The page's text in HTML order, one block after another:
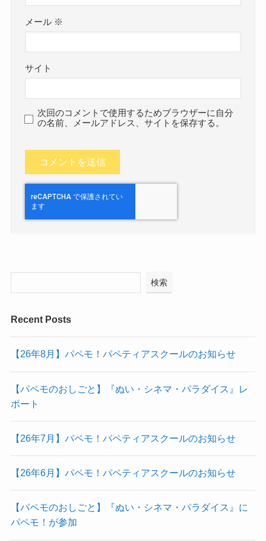
メール ※
サイト
次回のコメントで使用するためブラウザーに自分
の名前、メールアドレス、サイトを保存する。
検索
Recent Posts
【26年8月】パペモ！パペティアスクールのお知らせ
【パペモのおしごと】『ぬい・シネマ・パラダイス』レ
ポート
【26年7月】パペモ！パペティアスクールのお知らせ
【26年6月】パペモ！パペティアスクールのお知らせ
【パペモのおしごと】『ぬい・シネマ・パラダイス』に
パペモ！が参加